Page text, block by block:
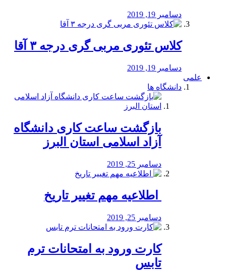
دسامبر 19, 2019
کلاس تئوری مربی گری درجه ۳ آقا
دسامبر 19, 2019
علمی
دانشگاه ها
بازگشت ساعت کاری دانشگاه
آزاد اسلامی استان البرز
دسامبر 25, 2019
️ اطلاعیه مهم تغییر تاریخ
دسامبر 25, 2019
کارت ورود به امتحانات ترم
تابس